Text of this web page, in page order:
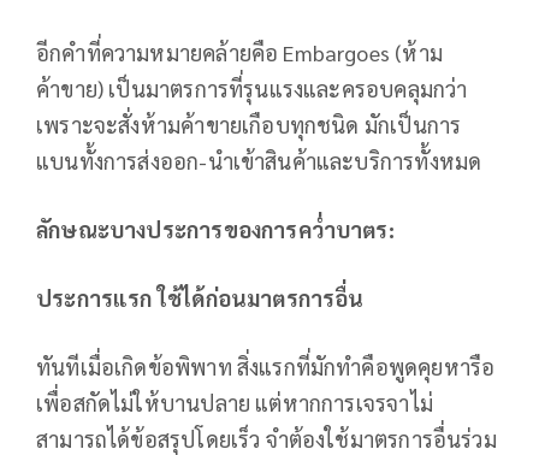
อีกคำที่ความหมายคล้ายคือ Embargoes (ห้าม
ค้าขาย) เป็นมาตรการที่รุนแรงและครอบคลุมกว่า
เพราะจะสั่งห้ามค้าขายเกือบทุกชนิด มักเป็นการ
แบนทั้งการส่งออก-นำเข้าสินค้าและบริการทั้งหมด
ลักษณะบางประการของการคว่ำบาตร:
ประการแรก ใช้ได้ก่อนมาตรการอื่น
ทันทีเมื่อเกิดข้อพิพาท สิ่งแรกที่มักทำคือพูดคุยหารือ
เพื่อสกัดไม่ให้บานปลาย แต่หากการเจรจาไม่
สามารถได้ข้อสรุปโดยเร็ว จำต้องใช้มาตรการอื่นร่วม